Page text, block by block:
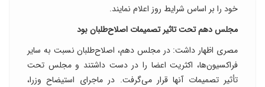
خود را بر اساس شرایط روز اعلام نمایند.
مجلس دهم تحت تاثیر تصمیمات اصلاح‌طلبان بود
مصری اظهار داشت: در مجلس دهم، اصلاح‌طلبان نسبت به سایر
فراکسیون‌ها، اکثریت اعضا را در دست داشتند و مجلس تحت
تأثیر تصمیمات آنها قرار می‌گرفت. در ماجرای استیضاح وزرا،